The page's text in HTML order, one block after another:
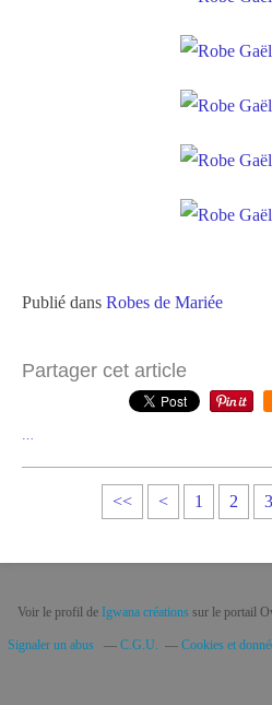
Publié dans Robes de Mariée
Partager cet article
<< < 1 2 3
Voir le profil de Igwana créationssur le portail
Signaler un abus C.G.U. Cookies et